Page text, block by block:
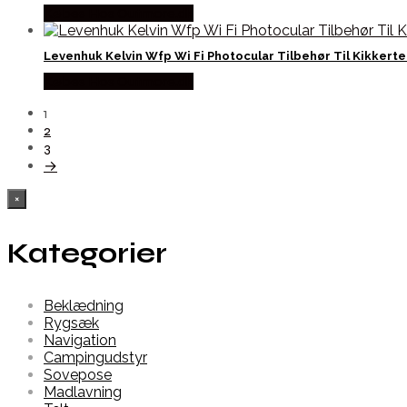
Levenhuk Kelvin Wfp Wi Fi Photocular Tilbehør Til
1
2
3
→
×
Kategorier
Beklædning
Rygsæk
Navigation
Campingudstyr
Sovepose
Madlavning